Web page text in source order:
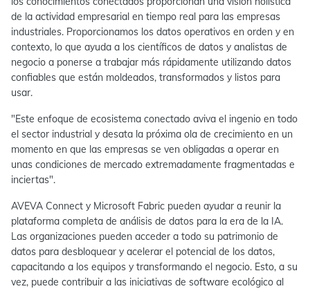
de la actividad empresarial en tiempo real para las empresas
industriales. Proporcionamos los datos operativos en orden y en
contexto, lo que ayuda a los científicos de datos y analistas de
negocio a ponerse a trabajar más rápidamente utilizando datos
confiables que están moldeados, transformados y listos para
usar.
"Este enfoque de ecosistema conectado aviva el ingenio en todo
el sector industrial y desata la próxima ola de crecimiento en un
momento en que las empresas se ven obligadas a operar en
unas condiciones de mercado extremadamente fragmentadas e
inciertas".
AVEVA Connect y Microsoft Fabric pueden ayudar a reunir la
plataforma completa de análisis de datos para la era de la IA.
Las organizaciones pueden acceder a todo su patrimonio de
datos para desbloquear y acelerar el potencial de los datos,
capacitando a los equipos y transformando el negocio. Esto, a su
vez, puede contribuir a las iniciativas de software ecológico al